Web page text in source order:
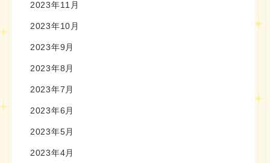
2023年11月
2023年10月
2023年9月
2023年8月
2023年7月
2023年6月
2023年5月
2023年4月